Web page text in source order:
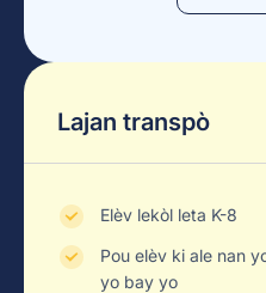
Lajan transpò
Elèv lekòl leta K-8
Pou elèv ki ale nan
yo bay yo